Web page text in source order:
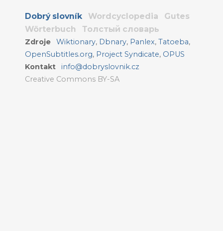
Dobrý slovník Wordcyclopedia
Gutes
Wörterbuch
Толстый словарь
Zdroje Wiktionary, Dbnary, Panlex,Tatoeba,
OpenSubtitles.org, Project Syndicate, OPUS
Kontakt
info@dobryslovnik.cz
Creative Commons BY-SA